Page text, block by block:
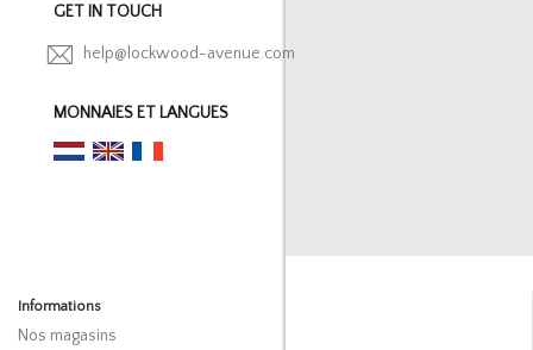
GET IN TOUCH
help@lockwood-avenue.com
MONNAIES ET LANGUES
Informations
Nos magasins